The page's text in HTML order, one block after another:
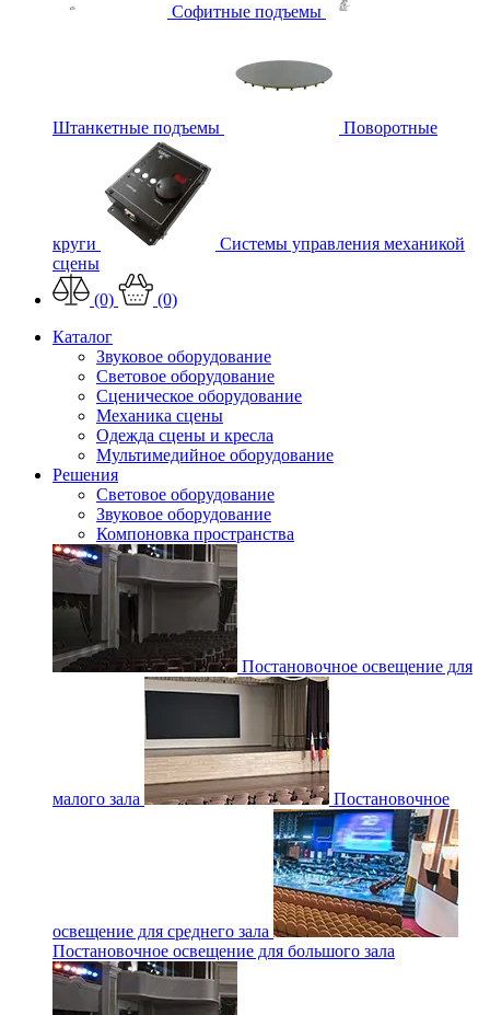
Софитные подъемы
Штанкетные подъемы Поворотные
круги
Системы управления механикой
сцены
(0)
(0)
Каталог
Звуковое оборудование
Световое оборудование
Сценическое оборудование
Механика сцены
Одежда сцены и кресла
Мультимедийное оборудование
Решения
Световое оборудование
Звуковое оборудование
Компоновка пространства
Постановочное освещение для
малого зала Постановочное
освещение для среднего зала
Постановочное освещение для большого зала